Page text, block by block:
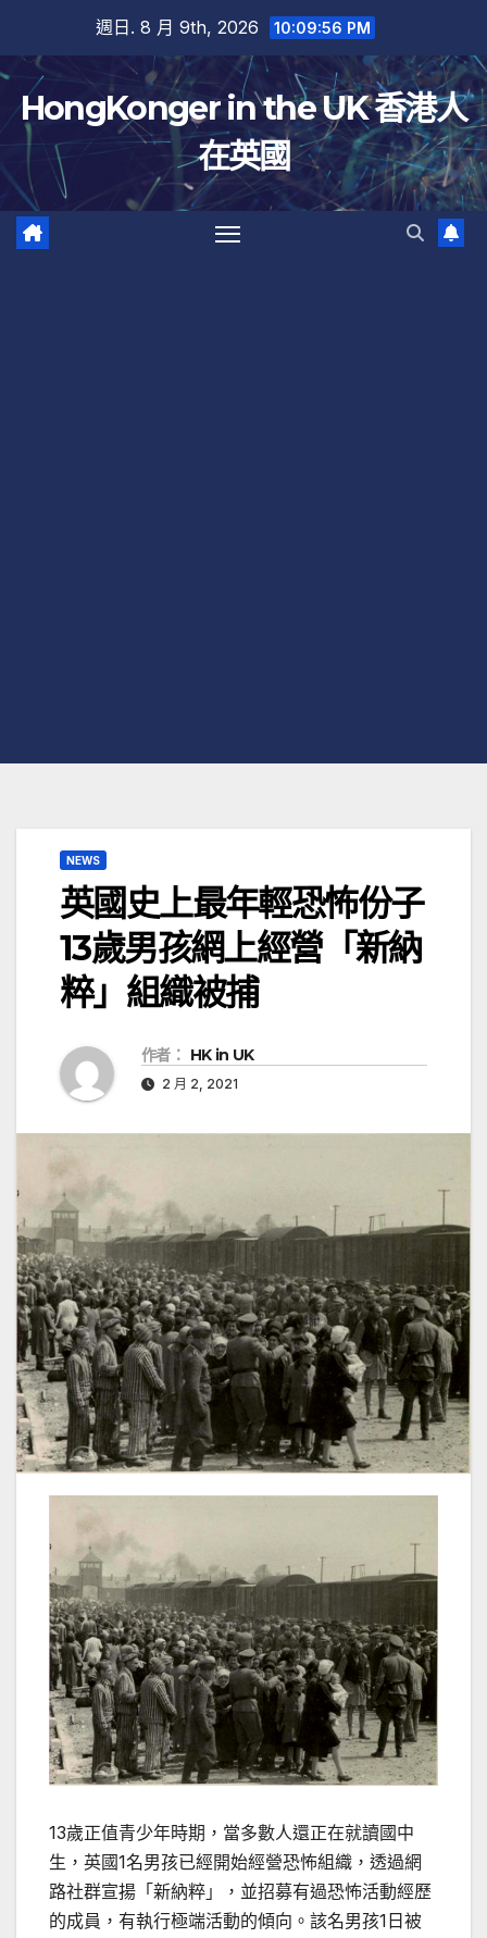
內
容
週日. 8 月 9th, 2026 10:09:57 PM
HongKonger in the UK 香港人
在英國
NEWS
英國史上最年輕恐怖份子
13歲男孩網上經營「新納
粹」組織被捕
作者： HK in UK
2 月 2, 2021
13歲正值青少年時期，當多數人還正在就讀國中
生，英國1名男孩已經開始經營恐怖組織，透過網
路社群宣揚「新納粹」，並招募有過恐怖活動經歷
的成員，有執行極端活動的傾向。該名男孩1日被